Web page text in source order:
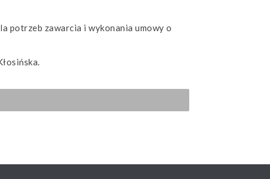
potrzeb zawarcia i wykonania umowy o